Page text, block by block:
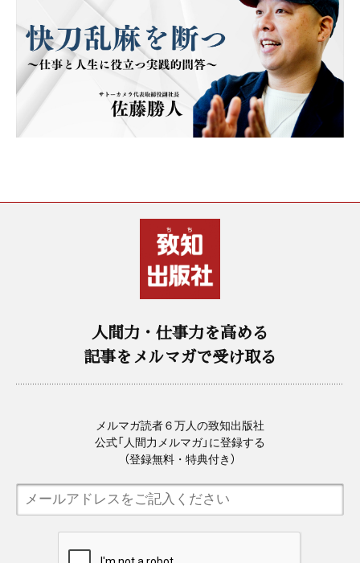
人間力・仕事力を高める
記事をメルマガで受け取る
メルマガ読者６万人の致知出版社
公式「人間力メルマガ」に登録する
（登録無料・特典付き）